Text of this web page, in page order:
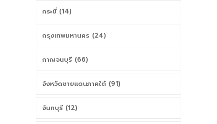
กระบี่ (14)
กรุงเทพมหานคร (24)
กาญจนบุรี (66)
จังหวัดชายแดนภาคใต้ (91)
จันทบุรี (12)